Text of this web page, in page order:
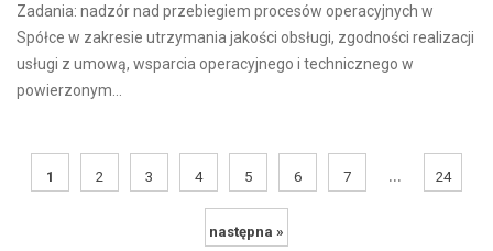
Zadania: nadzór nad przebiegiem procesów operacyjnych w
Spółce w zakresie utrzymania jakości obsługi, zgodności realizacji
usługi z umową, wsparcia operacyjnego i technicznego w
powierzonym...
1 2 3 4 5 6 7 ... 24
następna »